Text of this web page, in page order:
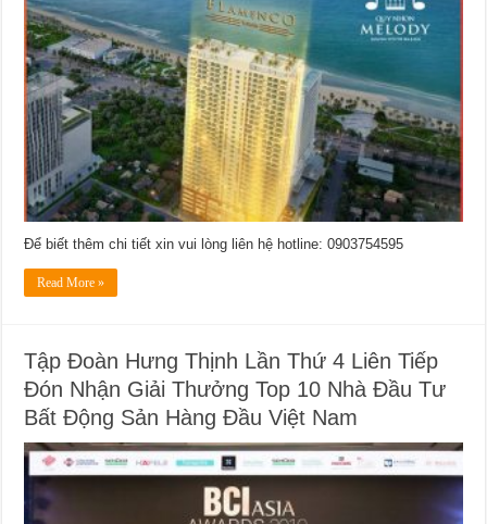
Để biết thêm chi tiết xin vui lòng liên hệ hotline: 0903754595
Read More »
Tập Đoàn Hưng Thịnh Lần Thứ 4 Liên Tiếp
Đón Nhận Giải Thưởng Top 10 Nhà Đầu Tư
Bất Động Sản Hàng Đầu Việt Nam